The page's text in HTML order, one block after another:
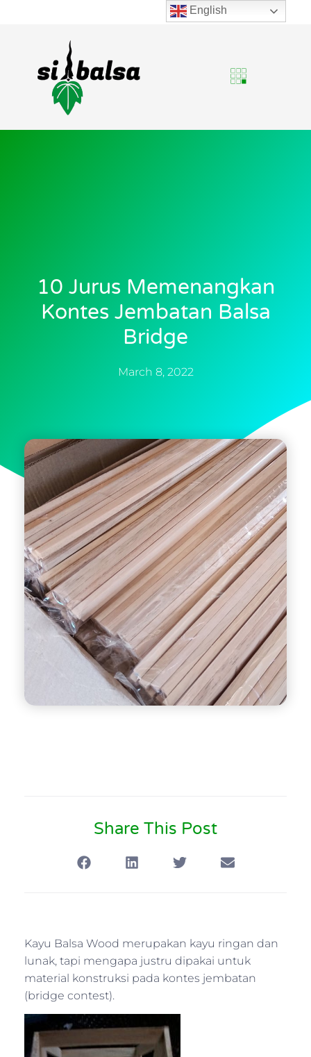
10 Jurus Memenangkan
Kontes Jembatan Balsa
Bridge
March 8, 2022
Share This Post
Kayu Balsa Wood merupakan kayu ringan dan
lunak, tapi mengapa justru dipakai untuk
material konstruksi pada kontes jembatan
(bridge contest).
English